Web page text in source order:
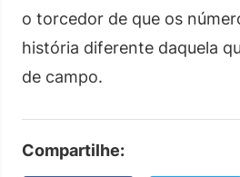
o torcedor de que os
história diferente daquela
de campo.
Compartilhe: